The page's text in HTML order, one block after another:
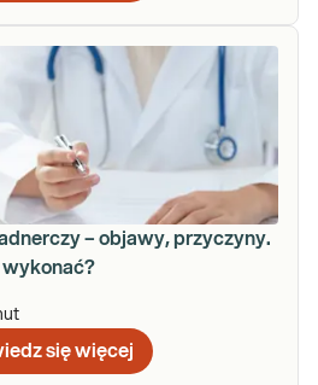
– objawy, przyczyny.
się więcej